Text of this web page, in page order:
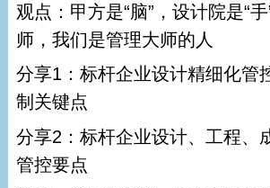
观点：甲方是“脑”，设计院是“
师，我们是管理大师的人
分享1：标杆企业设计精细化管
制关键点
分享2：标杆企业设计、工程、
管控要点